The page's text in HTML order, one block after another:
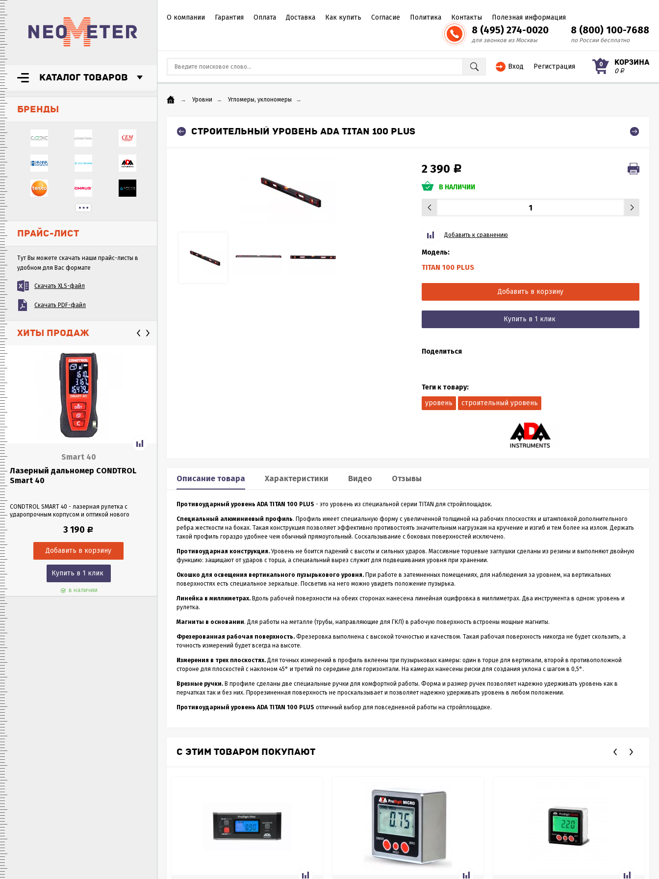
КАТАЛОГ ТОВАРОВ
БРЕНДЫ
ПРАЙС-ЛИСТ
Тут Вы можете скачать наши прайс-листы в
удобном для Вас формате
Скачать XLS-файл
Скачать PDF-файл
ХИТЫ ПРОДАЖ
Smart 40
Лазерный дальномер CONDTROL
Smart 40
CONDTROL SMART 40 - лазерная рулетка с
ударопрочным корпусом и оптикой нового
в любых условиях освещения. Позволяет
помещениях на расстоянии до 40 м.
3 190 Р
Купить в 1 клик
в наличии
Smart 60
CONDTROL SMART 60 – лазерный дальномер, в
эргономичном ударопрочном корпусе.
Лазерная рулетка работает на расстоянии от
0,05 до 60 метров даже на улице. Погрешность
измерения – всего 1,5 мм
3 990Р
Купить в 1 клик
CONDTROL XP2
Лазерный дальномер CONDTROL XP2 – это
старшая модель дальномера XP1. Диапазон
измерений до 70 метров, точность 1,5 мм.
Новинка обладает дополнительным
функционалом - расширенный Пифагор,
измерения угла наклона, которая на основании
всего одного замера позволяет вычислить
4 390Р
Купить в 1 клик
CONDTROL Sputnik 30 – сверхкомпактная
лазерная рулетка для измерения расстояния до
30 метров. Эргономичный корпус с большой
кнопкой управления, нажимать на которую
удобно даже в перчатках. Погрешность
аккумулятор. Зарядка через кабель micro-USB
(дополнительная опция).
1 990Р
Купить в 1 клик
О компании Гарантия Оплата Доставка Как купить Согласие Политика Контакты Полезная информация
8 (495) 274-0020
для звонков из Москвы
8 (800) 100-7688
по России бесплатно
Вход Регистрация 0 КОРЗИНА
0 Р
→ Уровни → Угломеры, уклономеры →
СТРОИТЕЛЬНЫЙ УРОВЕНЬ ADA TITAN 100 PLUS
2 390 Р
В НАЛИЧИИ
Добавить к сравнению
Модель:
TITAN 100 PLUS
Добавить в корзину
Купить в 1 клик
Поделиться
Теги к товару:
уровень
строительный уровень
Описание товара Характеристики Видео Отзывы
Противоударный уровень ADA TITAN 100 PLUS - это уровень из специальной серии TITAN для стройплощадок.
Специальный алюминиевый профиль. Профиль имеет специальную форму с увеличенной толщиной на рабочих плоскостях и штамповкой дополнительного
ребра жесткости на боках. Такая конструкция позволяет эффективно противостоять значительным нагрузкам на кручение и изгиб и тем более на излом. Держать
такой профиль гораздо удобнее чем обычный прямоугольный. Соскальзывание с боковых поверхностей исключено.
Противоударная конструкция. Уровень не боится падений с высоты и сильных ударов. Массивные торцевые заглушки сделаны из резины и выполняют двойную
функцию: защищают от ударов с торца, а специальный вырез служит для подвешивания уровня при хранении.
Окошко для освещения вертикального пузырькового уровня. При работе в затемненных помещениях, для наблюдения за уровнем, на вертикальных
поверхностях есть специальное зеркальце. Посветив на него можно увидеть положение пузырька.
Линейка в миллиметрах. Вдоль рабочей поверхности на обеих сторонах нанесена линейная оцифровка в миллиметрах. Два инструмента в одном: уровень и
рулетка.
Магниты в основании. Для работы на металле (трубы, направляющие для ГКЛ) в рабочую поверхность встроены мощные магниты.
Фрезерованная рабочая поверхность. Фрезеровка выполнена с высокой точностью и качеством. Такая рабочая поверхность никогда не будет скользить, а
точность измерений будет всегда на высоте.
Измерения в трех плоскостях. Для точных измерений в профиль вклеены три пузырьковых камеры: один в торце для вертикали, второй в противоположной
стороне для плоскостей с наклоном 45° и третий по середине для горизонтали. На камерах нанесены риски для создания уклона с шагом в 0,5°.
Врезные ручки. В профиле сделаны две специальные ручки для комфортной работы. Форма и размер ручек позволяет надежно удерживать уровень как в
перчатках так и без них. Прорезиненная поверхность не проскальзывает и позволяет надежно удерживать уровень в любом положении.
Противоударный уровень ADA TITAN 100 PLUS отличный выбор для повседневной работы на стройплощадке.
С ЭТИМ ТОВАРОМ ПОКУПАЮТ